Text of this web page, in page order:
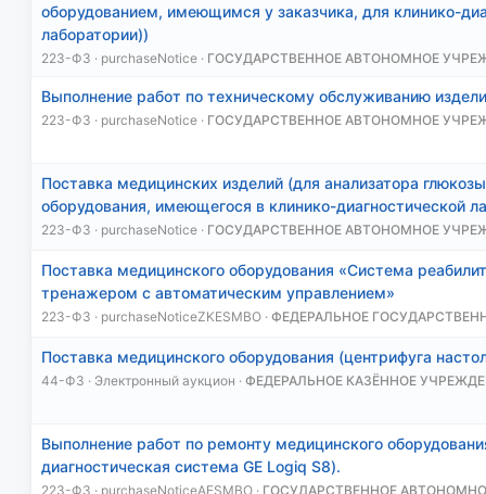
оборудованием, имеющимся у заказчика, для клинико-
лаборатории))
223-ФЗ · purchaseNotice · ГОСУДАРСТВЕННОЕ АВТОНОМНОЕ
Выполнение работ по техническому обслуживанию
223-ФЗ · purchaseNotice · ГОСУДАРСТВЕННОЕ АВТОНОМНОЕ
Поставка медицинских изделий (для анализатора
оборудования, имеющегося в клинико-диагностической
223-ФЗ · purchaseNotice · ГОСУДАРСТВЕННОЕ АВТОНОМНОЕ
Поставка медицинского оборудования «Система
тренажером с автоматическим управлением»
223-ФЗ · purchaseNoticeZKESMBO · ФЕДЕРАЛЬНОЕ
Поставка медицинского оборудования (центрифуга
44-ФЗ · Электронный аукцион · ФЕДЕРАЛЬНОЕ КАЗЁННОЕ
Выполнение работ по ремонту медицинского
диагностическая система GE Logiq S8).
223-ФЗ · purchaseNoticeAESMBO · ГОСУДАРСТВЕННОЕ